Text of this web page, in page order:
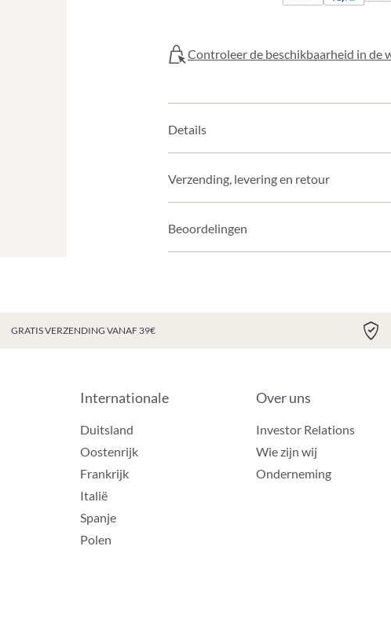
Controleer de beschikbaarheid in de
Details
Verzending, levering en retour
Beoordelingen
GRATIS VERZENDING VANAF 39€
Internationale
Duitsland
Oostenrijk
Frankrijk
Italië
Spanje
Polen
Over uns
Investor Relations
Wie zijn wij
Onderneming